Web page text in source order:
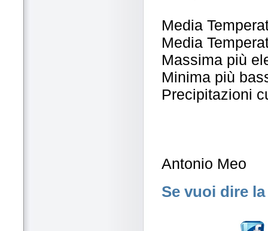
Media
Media
Massima più
Minima più
Precipitazioni
Antonio Meo
Se vuoi dire